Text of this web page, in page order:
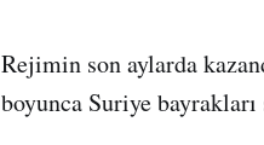
Rejimin son aylarda
boyunca Suriye bayrakları